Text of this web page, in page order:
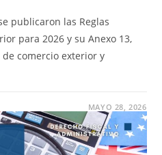
publicaron las Reglas
para 2026 y su Anexo 13,
comercio exterior y
MAYO 28, 2026